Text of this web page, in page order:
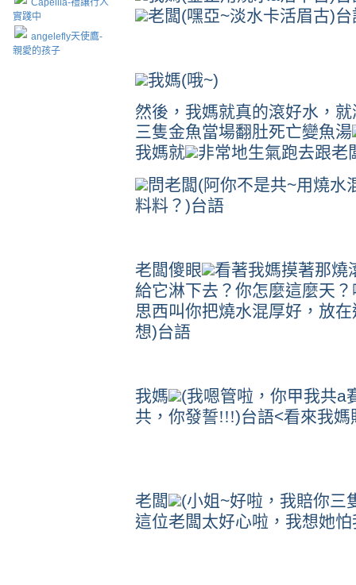
Capellia-禮讓行人
實踐中
angelefly天使鷹-
親愛的孩子
老闆(嘿亞~淡水卡活眉古)
我媽(哦~)
然後，我媽就真的滾好水，
三隻金魚當場翻肚死亡變魚湯
我媽就
非常地生氣跑去跟老
問老闆(阿你不是共~用燒水
料料？ )台語
老闆傻眼
看著我媽摸著那燒
給它淋下去？你怎麼這麼天
思西叫你把燒水混厚好，放
想)台語
我媽 (我嗯管啦，你甲我共a
共，你發誓!!!)台語<看來我媽
老闆 (小姐 ~好啦，我賠你三
這位老闆太好心啦，我想她